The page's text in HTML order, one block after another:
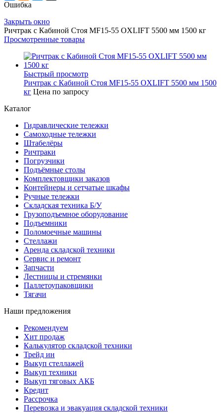
Ошибка
Закрыть окно
Ричтрак с Кабиной Стоя MF15-55 OXLIFT 5500 мм 1500 кг
Просмотренные товары
Быстрый просмотр
Ричтрак с Кабиной Стоя MF15-55 OXLIFT 5500 мм 1500
кг Цена по запросу
Каталог
Гидравлические тележки
Самоходные тележки
Штабелёры
Ричтраки
Погрузчики
Подъёмные столы
Комплектовщики заказов
Контейнеры и сетчатые шкафы
Ручные тележки
Складская техника Б/У
Грузоподъемное оборудование
Подъемники
Поломоечные машины
Стеллажи
Аренда складской техники
Сервис и ремонт
Запчасти
Лестницы и стремянки
Паллетоупаковщики
Тягачи
Наши предложения
Рекомендуем
Хит продаж
Калькулятор складской техники
Трейд ин
Выкуп стеллажей
Выкуп техники
Выкуп тяговых АКБ
Кредит
Рассрочка
Перевозка и эвакуация складской техники